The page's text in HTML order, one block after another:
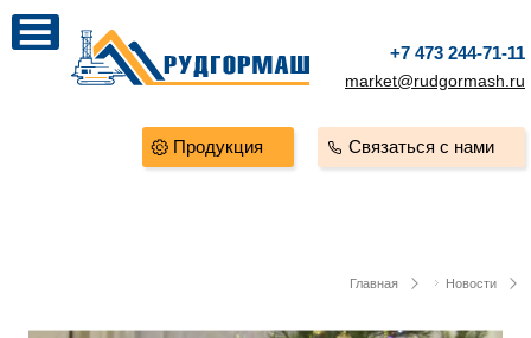
+7 473 244-71-11
market@rudgormash.ru
Связаться с нами
Продукция
Главная Новости